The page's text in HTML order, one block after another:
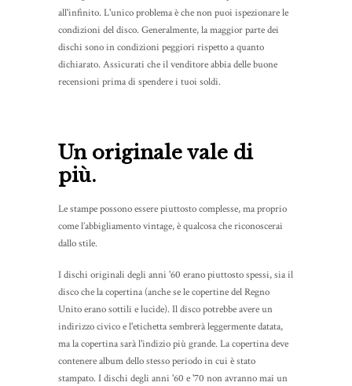
all'infinito. L'unico problema è che non puoi ispezionare le
condizioni del disco. Generalmente, la maggior parte dei
dischi sono in condizioni peggiori rispetto a quanto
dichiarato. Assicurati che il venditore abbia delle buone
recensioni prima di spendere i tuoi soldi.
Un originale vale di
più.
Le stampe possono essere piuttosto complesse, ma proprio
come l’abbigliamento vintage, è qualcosa che riconoscerai
dallo stile.
I dischi originali degli anni '60 erano piuttosto spessi, sia il
disco che la copertina (anche se le copertine del Regno
Unito erano sottili e lucide). Il disco potrebbe avere un
indirizzo civico e l'etichetta sembrerà leggermente datata,
ma la copertina sarà l'indizio più grande. La copertina deve
contenere album dello stesso periodo in cui è stato
stampato. I dischi degli anni '60 e '70 non avranno mai un